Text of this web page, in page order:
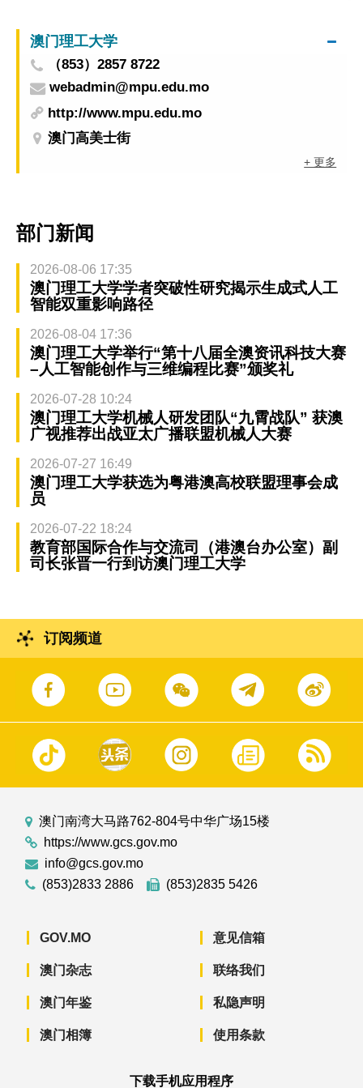
澳门理工大学
（853）2857 8722
webadmin@mpu.edu.mo
http://www.mpu.edu.mo
澳门高美士街
+ 更多
部门新闻
2026-08-06 17:35
澳门理工大学学者突破性研究揭示生成式人工
智能双重影响路径
2026-08-04 17:36
澳门理工大学举行“第十八届全澳资讯科技大赛
–人工智能创作与三维编程比赛”颁奖礼
2026-07-28 10:24
澳门理工大学机械人研发团队“九霄战队” 获澳
广视推荐出战亚太广播联盟机械人大赛
2026-07-27 16:49
澳门理工大学获选为粤港澳高校联盟理事会成
员
2026-07-22 18:24
教育部国际合作与交流司（港澳台办公室）副
司长张晋一行到访澳门理工大学
订阅频道
澳门南湾大马路762-804号中华广场15楼
https://www.gcs.gov.mo
info@gcs.gov.mo
(853)2833 2886
(853)2835 5426
GOV.MO
澳门杂志
澳门年鉴
澳门相簿
意见信箱
联络我们
私隐声明
使用条款
下载手机应用程序